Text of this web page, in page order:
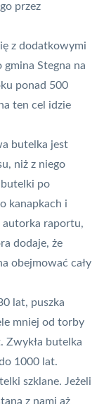
przez
z dodatkowymi
Stegna na
ponad 500
ten cel idzie
butelka jest
niż z niego
po
kanapkach i
autorka raportu,
dodaje, że
obejmować cały
lat, puszka
mniej od torby
Zwykła butelka
1000 lat.
szklane. Jeżeli
z nami aż